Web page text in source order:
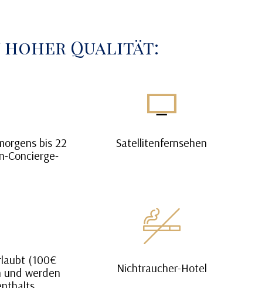
hoher Qualität:
bis 22
Concierge-
Satellitenfernsehen
(100€
und werden
Nichtraucher-Hotel